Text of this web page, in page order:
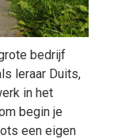
bedrijf
leraar Duits,
in het
begin je
een eigen